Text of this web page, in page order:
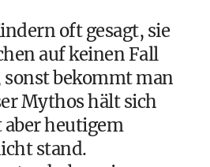
oft gesagt, sie
auf keinen Fall
bekommt man
Mythos hält sich
heutigem
stand.